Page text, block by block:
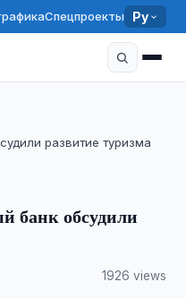
Спецпроекты Ру
развитие туризма
банк обсудили
1926 views